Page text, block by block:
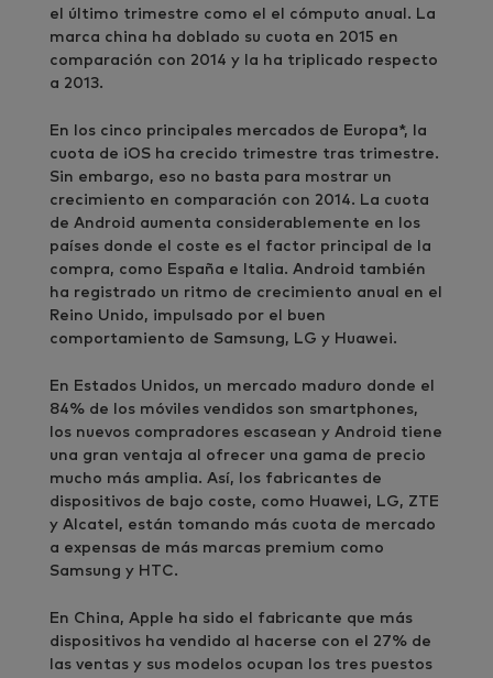
el último trimestre como el el cómputo anual. La
marca china ha doblado su cuota en 2015 en
comparación con 2014 y la ha triplicado respecto
a 2013.
En los cinco principales mercados de Europa*, la
cuota de iOS ha crecido trimestre tras trimestre.
Sin embargo, eso no basta para mostrar un
crecimiento en comparación con 2014. La cuota
de Android aumenta considerablemente en los
países donde el coste es el factor principal de la
compra, como España e Italia. Android también
ha registrado un ritmo de crecimiento anual en el
Reino Unido, impulsado por el buen
comportamiento de Samsung, LG y Huawei.
En Estados Unidos, un mercado maduro donde el
84% de los móviles vendidos son smartphones,
los nuevos compradores escasean y Android tiene
una gran ventaja al ofrecer una gama de precio
mucho más amplia. Así, los fabricantes de
dispositivos de bajo coste, como Huawei, LG, ZTE
y Alcatel, están tomando más cuota de mercado
a expensas de más marcas premium como
Samsung y HTC.
En China, Apple ha sido el fabricante que más
dispositivos ha vendido al hacerse con el 27% de
las ventas y sus modelos ocupan los tres puestos